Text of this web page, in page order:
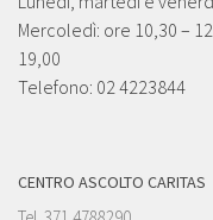
Mercoledì: ore 10,30 –
19,00
Telefono: 02 4223844
CENTRO ASCOLTO CARITAS